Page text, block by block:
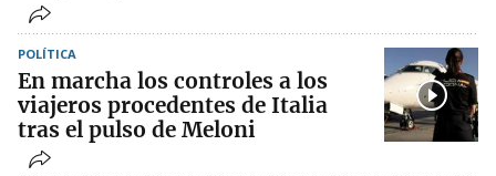
POLÍTICA
En marcha los controles a los
viajeros procedentes de Italia
tras el pulso de Meloni